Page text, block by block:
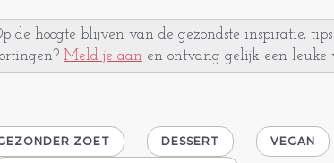
de hoogte blijven van de gezondste inspiratie,
Meld je aan en ontvang gelijk een leuke
ZOET DESSERT VEGAN